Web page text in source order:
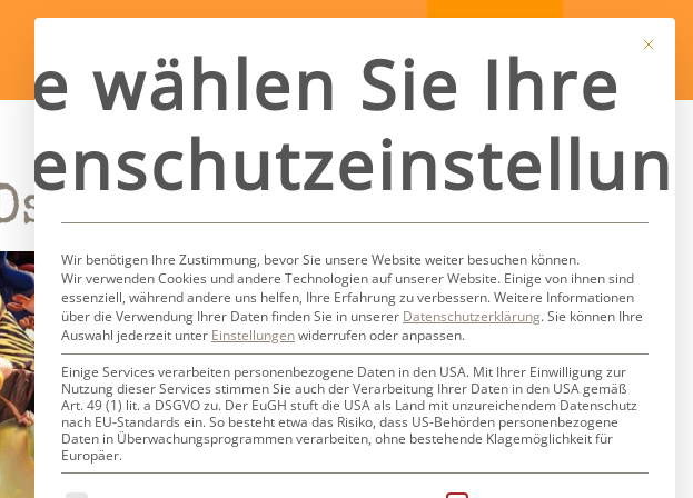
Mit
wählen Sie Ihre
Wir benötigen Ihre Zustimmung, bevor Sie unsere Website weiter besuchen können.
Wir verwenden Cookies und andere Technologien auf unserer Website. Einige von ihnen sind
essenziell, während andere uns helfen, Ihre Erfahrung zu verbessern.Weitere Informationen
über die Verwendung Ihrer Daten finden Sie in unserer Datenschutzerklärung.Sie können Ihre
Auswahl jederzeit unter Einstellungenwiderrufen oder anpassen.
Einige Services verarbeiten personenbezogene Daten in den USA. Mit Ihrer Einwilligung zur
Nutzung dieser Services stimmen Sie auch der Verarbeitung Ihrer Daten in den USA gemäß
Art. 49 (1) lit. a DSGVO zu. Der EuGH stuft die USA als Land mit unzureichendem Datenschutz
nach EU-Standards ein. So besteht etwa das Risiko, dass US-Behörden personenbezogene
Daten in Überwachungsprogrammen verarbeiten, ohne bestehende Klagemöglichkeit für
Europäer.